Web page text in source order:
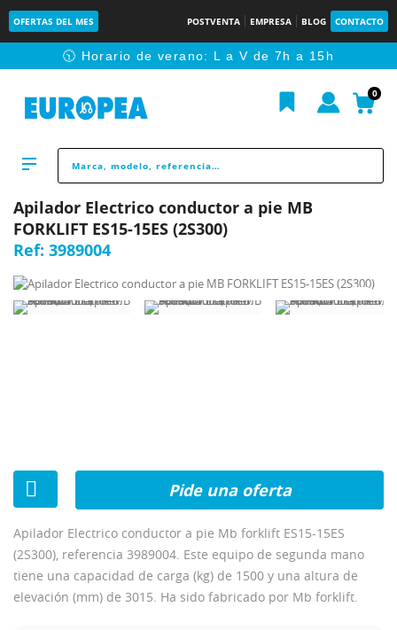
OFERTAS DEL MES POSTVENTA EMPRESA BLOG CONTACTO
🕥 Horario de verano: L a V de 7h a 15h
0
Apilador Electrico conductor a pie MB
FORKLIFT ES15-15ES (2S300)
Ref: 3989004
Apilador Electrico conductor a pie Mb forklift ES15-15ES
(2S300), referencia 3989004. Este equipo de segunda mano
tiene una capacidad de carga (kg) de 1500 y una altura de
elevación (mm) de 3015. Ha sido fabricado por Mb forklift.
Pide una oferta